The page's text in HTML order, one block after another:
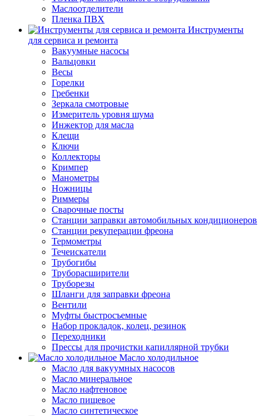
Маслоотделители
Пленка ПВХ
Инструменты
для сервиса и ремонта
Вакуумные насосы
Вальцовки
Весы
Горелки
Гребенки
Зеркала смотровые
Измеритель уровня шума
Инжектор для масла
Клещи
Ключи
Коллекторы
Кримпер
Манометры
Ножницы
Риммеры
Сварочные посты
Станции заправки автомобильных кондиционеров
Станции рекуперации фреона
Термометры
Течеискатели
Трубогибы
Труборасширители
Труборезы
Шланги для заправки фреона
Вентили
Муфты быстросъемные
Набор прокладок, колец, резинок
Переходники
Прессы для прочистки капиллярной трубки
Масло холодильное
Масло для вакуумных насосов
Масло минеральное
Масло нафтеновое
Масло пищевое
Масло синтетическое